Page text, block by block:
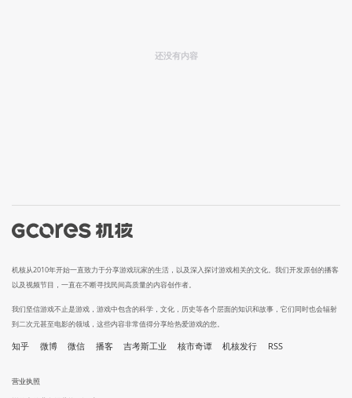
还没有内容
机核从2010年开始一直致力于分享游戏玩家的生活，以及深入探讨游戏相关的文化。我们开发原创的播客
以及视频节目，一直在不断寻找民间高质量的内容创作者。
我们坚信游戏不止是游戏，游戏中包含的科学，文化，历史等各个层面的知识和故事，它们同时也会辐射
到二次元甚至电影的领域，这些内容非常值得分享给热爱游戏的您。
知乎 微博 微信 播客 吉考斯工业 核市奇谭 机核发行 RSS
营业执照